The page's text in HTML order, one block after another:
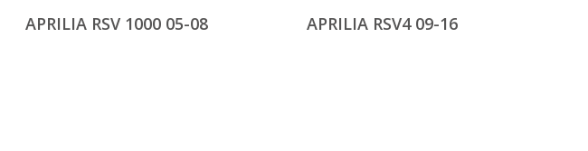
APRILIA RSV 1000 05-08 APRILIA RSV4 09-16